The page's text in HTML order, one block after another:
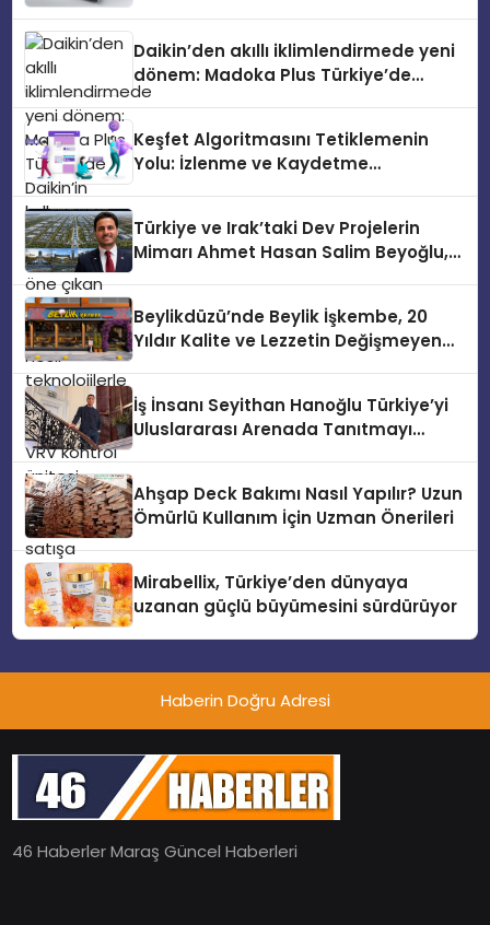
Daikin’den akıllı iklimlendirmede yeni
dönem: Madoka Plus Türkiye’de
Daikin’in kullanıcı dostu tasarımıyla
teknolojilerle donatılmış son modeli
VRV kontrol ünitesi Madoka Plus
Türkiye’de satışa sunuldu. Tam
dokunmatik ekranı, mobil uygulama
desteği ve akıllı sensör entegrasyonu
sayesinde iklimlendirme sistemlerinin
yönetimini daha kolay, konforlu ve
verimli hale getiriyor. Enerji
verimliliğini artırırken modern yaşam
Keşfet Algoritmasını Tetiklemenin
Yolu: İzlenme ve Kaydetme
Türkiye ve Irak’taki Dev Projelerin
Mimarı Ahmet Hasan Salim Beyoğlu,
Hayata Geçirecek
Beylikdüzü’nde Beylik İşkembe, 20
Yıldır Kalite ve Lezzetin Değişmeyen
İş İnsanı Seyithan Hanoğlu Türkiye’yi
Uluslararası Arenada Tanıtmayı
Ahşap Deck Bakımı Nasıl Yapılır? Uzun
Ömürlü Kullanım İçin Uzman Önerileri
Mirabellix, Türkiye’den dünyaya
uzanan güçlü büyümesini sürdürüyor
Haberin Doğru Adresi
46 Haberler Maraş Güncel Haberleri